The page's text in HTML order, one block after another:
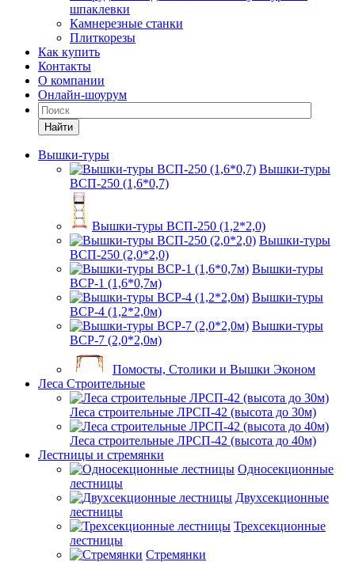
шпаклевки
Камнерезные станки
Плиткорезы
Как купить
Контакты
О компании
Онлайн-шоурум
Найти
Вышки-туры
Вышки-туры
ВСП-250 (1,6*0,7)
Вышки-туры ВСП-250 (1,2*2,0)
Вышки-туры
ВСП-250 (2,0*2,0)
Вышки-туры
ВСР-1 (1,6*0,7м)
Вышки-туры
ВСР-4 (1,2*2,0м)
Вышки-туры
ВСР-7 (2,0*2,0м)
Помосты, Столики и Вышки Эконом
Леса Строительные
Леса строительные ЛРСП-42 (высота до 30м)
Леса строительные ЛРСП-42 (высота до 40м)
Лестницы и стремянки
Односекционные
лестницы
Двухсекционные
лестницы
Трехсекционные
лестницы
Стремянки